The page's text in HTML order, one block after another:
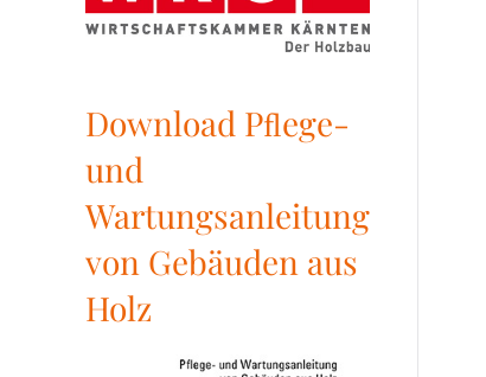
Download Pﬂege-
und
Wartungsanleitung
von Gebäuden aus
Holz